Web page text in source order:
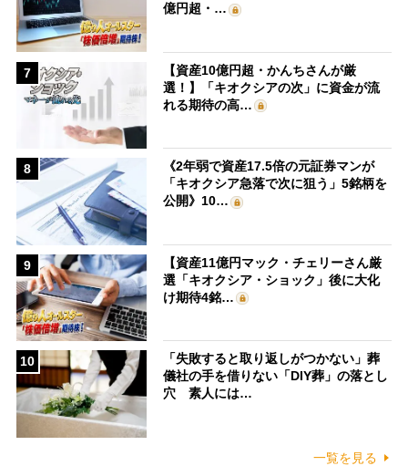
億円超・…
7
【資産10億円超・かんちさんが厳
選！】「キオクシアの次」に資金が流
れる期待の高…
8
《2年弱で資産17.5倍の元証券マンが
「キオクシア急落で次に狙う」5銘柄を
公開》10…
9
【資産11億円マック・チェリーさん厳
選「キオクシア・ショック」後に大化
け期待4銘…
10
「失敗すると取り返しがつかない」葬
儀社の手を借りない「DIY葬」の落とし
穴 素人には…
一覧を見る